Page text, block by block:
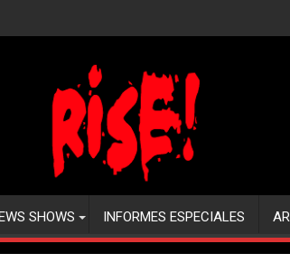
SHOWS INFORMES ESPECIALES